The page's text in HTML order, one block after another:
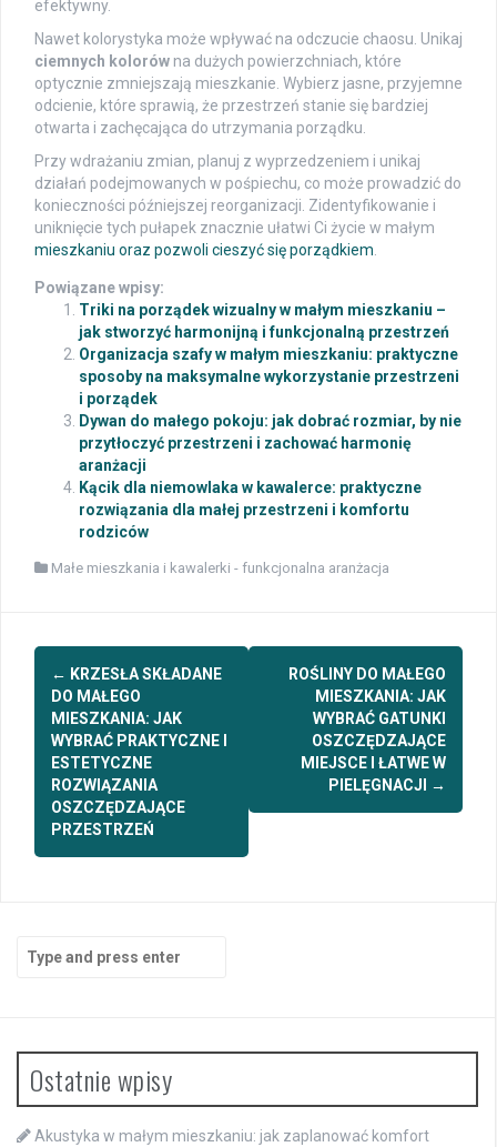
efektywny.
Nawet kolorystyka może wpływać na odczucie chaosu. Unikaj
ciemnych kolorów na dużych powierzchniach, które
optycznie zmniejszają mieszkanie. Wybierz jasne, przyjemne
odcienie, które sprawią, że przestrzeń stanie się bardziej
otwarta i zachęcająca do utrzymania porządku.
Przy wdrażaniu zmian, planuj z wyprzedzeniem i unikaj
działań podejmowanych w pośpiechu, co może prowadzić do
konieczności późniejszej reorganizacji. Zidentyfikowanie i
uniknięcie tych pułapek znacznie ułatwi Ci życie w małym
mieszkaniu oraz pozwoli cieszyć się porządkiem
Powiązane wpisy:
Triki na porządek wizualny w małym mieszkaniu –
jak stworzyć harmonijną i funkcjonalną przestrzeń
Organizacja szafy w małym mieszkaniu: praktyczne
sposoby na maksymalne wykorzystanie przestrzeni
i porządek
Dywan do małego pokoju: jak dobrać rozmiar, by nie
przytłoczyć przestrzeni i zachować harmonię
aranżacji
Kącik dla niemowlaka w kawalerce: praktyczne
rozwiązania dla małej przestrzeni i komfortu
rodziców
Małe mieszkania i kawalerki - funkcjonalna aranżacja
Post
navigation
← KRZESŁA SKŁADANE
DO MAŁEGO
MIESZKANIA: JAK
WYBRAĆ PRAKTYCZNE I
ESTETYCZNE
ROZWIĄZANIA
OSZCZĘDZAJĄCE
PRZESTRZEŃ
ROŚLINY DO MAŁEGO
MIESZKANIA: JAK
WYBRAĆ GATUNKI
OSZCZĘDZAJĄCE
MIEJSCE I ŁATWE W
PIELĘGNACJI
→
for:
Ostatnie wpisy
Akustyka w małym mieszkaniu: jak zaplanować komfort